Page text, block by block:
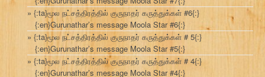
{:ta}மூல நட்சத்திரத்தில் குருநாதர் கருத்துக்கள் #6{:}
{:en}Gurunathar’s message Moola Star #6{:}
{:ta}மூல நட்சத்திரத்தில் குருநாதர் கருத்துக்கள் # 5{:}
{:en}Gurunathar’s message Moola Star #5{:}
{:ta}மூல நட்சத்திரத்தில் குருநாதர் கருத்துக்கள் # 4{:}
{:en}Gurunathar’s message Moola Star #4{:}